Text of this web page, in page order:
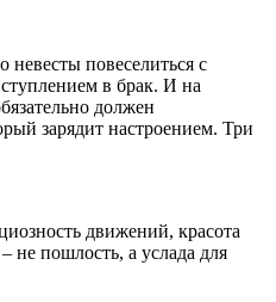
невесты повеселиться с
в брак. И на
должен
зарядит настроением. Три
движений, красота
не пошлость, а услада для